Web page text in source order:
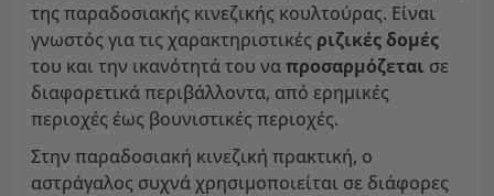
της παραδοσιακής κινεζικής κουλτούρας. Είναι
γνωστός για τις χαρακτηριστικές ριζικές δομές
του και την ικανότητά του ναπροσαρμόζεται σε
διαφορετικά περιβάλλοντα, από ερημικές
περιοχές έως βουνιστικές περιοχές.
Στην παραδοσιακή κινεζική πρακτική, ο
αστράγαλος συχνά χρησιμοποιείται σε διάφορες